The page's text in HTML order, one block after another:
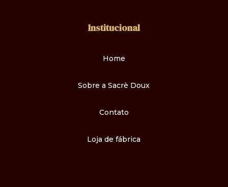
Institucional
Home
Sobre a Sacrè Doux
Contato
Loja de fábrica